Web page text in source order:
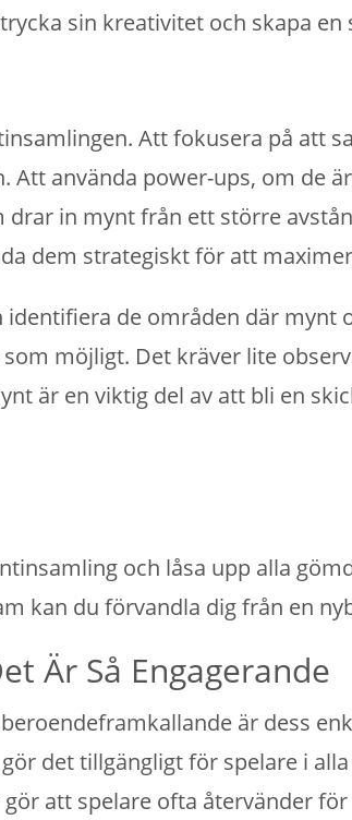
sin kreativitet och skapa
Att fokusera på att
använda power-ups, om de
in mynt från ett större
dem strategiskt för att
de områden där
möjligt. Det kräver lite
är en viktig del av att bli en
och låsa upp alla
kan du förvandla dig från en
Är Så Engagerande
är dess
det tillgängligt för spelare i
att spelare ofta återvänder